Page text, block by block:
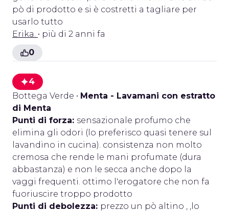
pò di prodotto e si è costretti a tagliare per
usarlo tutto
Erika. • più di 2 anni fa
0
4
Bottega Verde • Menta - Lavamani con estratto
di Menta
Punti di forza: sensazionale profumo che
elimina gli odori (lo preferisco quasi tenere sul
lavandino in cucina). consistenza non molto
cremosa che rende le mani profumate (dura
abbastanza) e non le secca anche dopo la
vaggi frequenti. ottimo l'erogatore che non fa
fuoriuscire troppo prodotto
Punti di debolezza: prezzo un pò altino , ,lo